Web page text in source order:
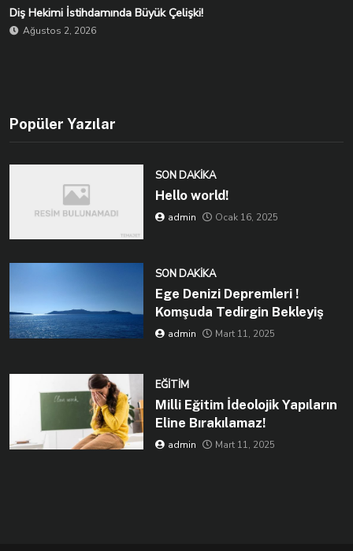
Diş Hekimi İstihdamında Büyük Çelişki!
Ağustos 2, 2026
Popüler Yazılar
SON DAKIKA
Hello world!
admin Ocak 16, 2025
SON DAKIKA
Ege Denizi Depremleri !
Komşuda Tedirgin Bekleyiş
admin Mart 11, 2025
EĞITIM
Milli Eğitim İdeolojik Yapıların
Eline Bırakılamaz!
admin Mart 11, 2025